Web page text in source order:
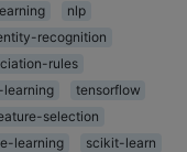
nlp
recognition
rules
learning
tensorflow
selection
learning
scikit-learn